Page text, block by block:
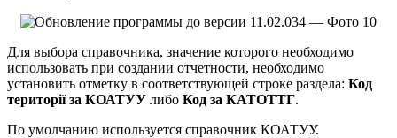
Для выбора справочника, значение которого необходимо
использовать при создании отчетности, необходимо
установить отметку в соответствующей строке раздела: Код
території за КОАТУУ либо Код за КАТОТТГ.
По умолчанию используется справочник КОАТУУ.